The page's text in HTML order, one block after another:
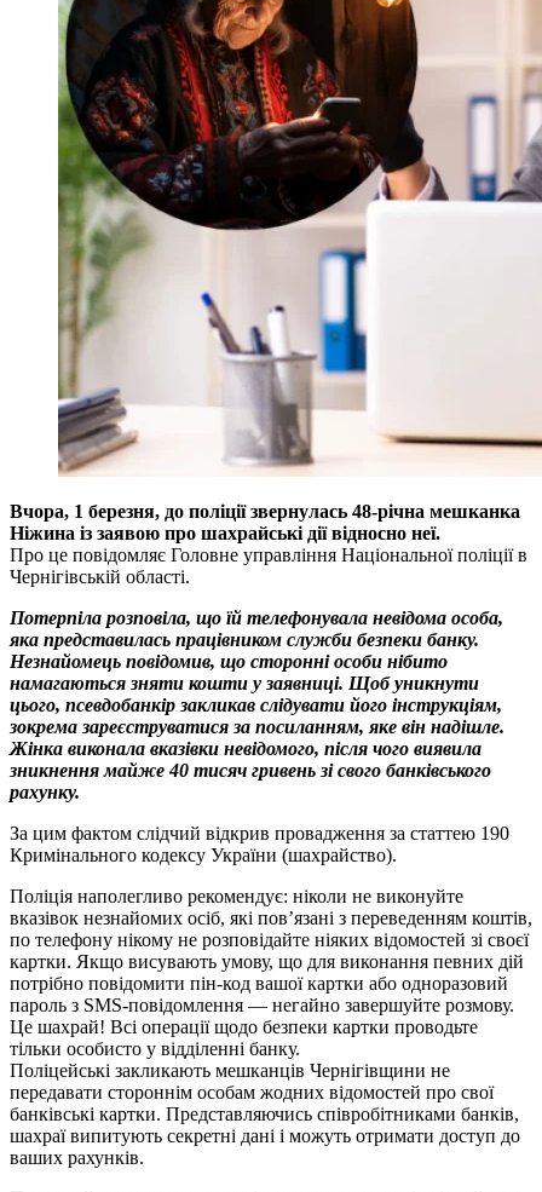
Вчора, 1 березня, до поліції звернулась 48-річна мешканка
Ніжина із заявою про шахрайські дії відносно неї.
Про це повідомляє Головне управління Національної поліції в
Чернігівській області.
Потерпіла розповіла, що їй телефонувала невідома особа,
яка представилась працівником служби безпеки банку.
Незнайомець повідомив, що сторонні особи нібито
намагаються зняти кошти у заявниці. Щоб уникнути
цього, псевдобанкір закликав слідувати його інструкціям,
зокрема зареєструватися за посиланням, яке він надішле.
Жінка виконала вказівки невідомого, після чого виявила
зникнення майже 40 тисяч гривень зі свого банківського
рахунку.
За цим фактом слідчий відкрив провадження за статтею 190
Кримінального кодексу України (шахрайство).
Поліція наполегливо рекомендує: ніколи не виконуйте
вказівок незнайомих осіб, які пов’язані з переведенням коштів,
по телефону нікому не розповідайте ніяких відомостей зі своєї
картки. Якщо висувають умову, що для виконання певних дій
потрібно повідомити пін-код вашої картки або одноразовий
пароль з SMS-повідомлення — негайно завершуйте розмову.
Це шахрай! Всі операції щодо безпеки картки проводьте
тільки особисто у відділенні банку.
Поліцейські закликають мешканців Чернігівщини не
передавати стороннім особам жодних відомостей про свої
банківські картки. Представляючись співробітниками банків,
шахраї випитують секретні дані і можуть отримати доступ до
ваших рахунків.